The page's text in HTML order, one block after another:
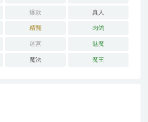
爆款 真人
精翻 肉鸽
迷宫 魅魔
魔法 魔王